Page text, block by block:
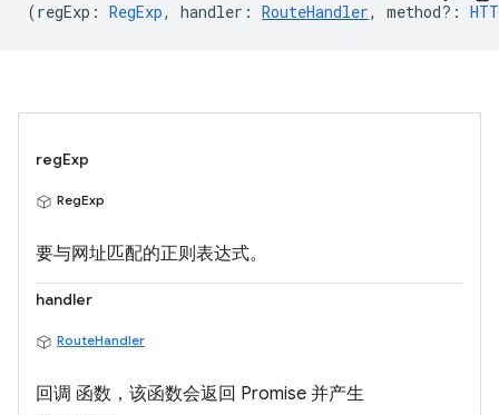
(regExp : RegExp, handler : RouteHandler, method? :
regExp
RegExp
要与网址匹配的正则表达式。
handler
RouteHandler
回调 函数，该函数会返回 Promise 并产生